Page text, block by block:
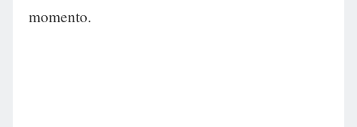
momento.